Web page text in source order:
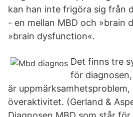
kan han inte frigöra sig från
- en mellan MBD och »brain
»brain dysfunction«.
Det finns tre
för
är
överaktivitet. (Gerland &